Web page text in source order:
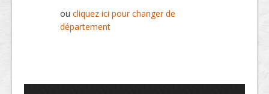
ou cliquez ici pour changer de
département